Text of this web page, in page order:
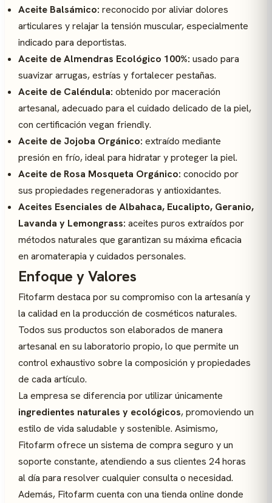
Aceite Balsámico: reconocido por aliviar dolores
articulares y relajar la tensión muscular, especialmente
indicado para deportistas.
Aceite de Almendras Ecológico 100%: usado para
suavizar arrugas, estrías y fortalecer pestañas.
Aceite de Caléndula: obtenido por maceración
artesanal, adecuado para el cuidado delicado de la piel,
con certificación vegan friendly.
Aceite de Jojoba Orgánico: extraído mediante
presión en frío, ideal para hidratar y proteger la piel.
Aceite de Rosa Mosqueta Orgánico: conocido por
sus propiedades regeneradoras y antioxidantes.
Aceites Esenciales de Albahaca, Eucalipto, Geranio,
Lavanda y Lemongrass: aceites puros extraídos por
métodos naturales que garantizan su máxima eficacia
en aromaterapia y cuidados personales.
Enfoque y Valores
Fitofarm destaca por su compromiso con la artesanía y
la calidad en la producción de cosméticos naturales.
Todos sus productos son elaborados de manera
artesanal en su laboratorio propio, lo que permite un
control exhaustivo sobre la composición y propiedades
de cada artículo.
La empresa se diferencia por utilizar únicamente
ingredientes naturales y ecológicos, promoviendo un
estilo de vida saludable y sostenible. Asimismo,
Fitofarm ofrece un sistema de compra seguro y un
soporte constante, atendiendo a sus clientes 24 horas
al día para resolver cualquier consulta o necesidad.
Además, Fitofarm cuenta con una tienda online donde